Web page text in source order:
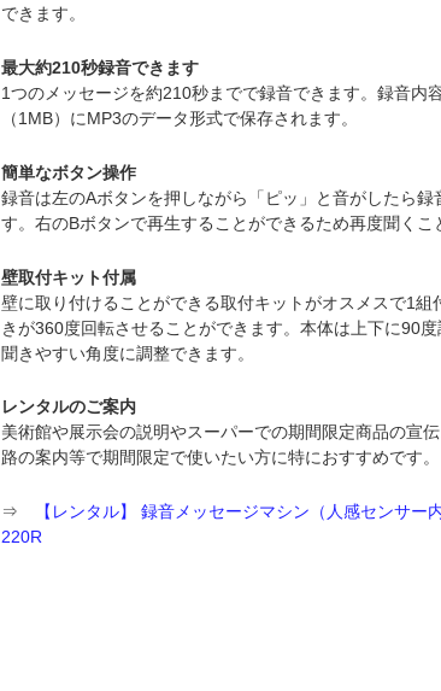
できます。
最大約210秒録音できます
1つのメッセージを約210秒までで録音できます。録音内
（1MB）にMP3のデータ形式で保存されます。
簡単なボタン操作
録音は左のAボタンを押しながら「ピッ」と音がしたら録
す。右のBボタンで再生することができるため再度聞くこ
壁取付キット付属
壁に取り付けることができる取付キットがオスメスで1組
きが360度回転させることができます。本体は上下に90
聞きやすい角度に調整できます。
レンタルのご案内
美術館や展示会の説明やスーパーでの期間限定商品の宣
路の案内等で期間限定で使いたい方に特におすすめです。
⇒
【レンタル】 録音メッセージマシン（人感センサー
220R